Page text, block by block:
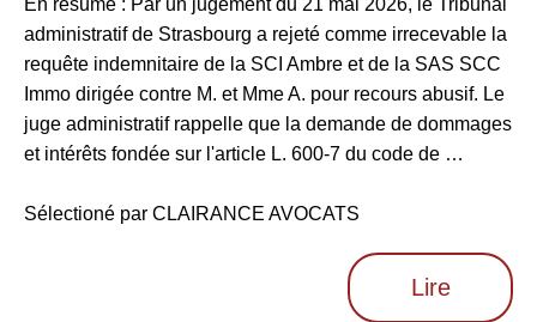
administratif de Strasbourg a rejeté comme irrecevable la
requête indemnitaire de la SCI Ambre et de la SAS SCC
Immo dirigée contre M. et Mme A. pour recours abusif. Le
juge administratif rappelle que la demande de dommages
et intérêts fondée sur l'article L. 600-7 du code de …
Sélectioné par CLAIRANCE AVOCATS
Lire